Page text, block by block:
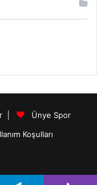
|
Ünye Spor
Koşulları